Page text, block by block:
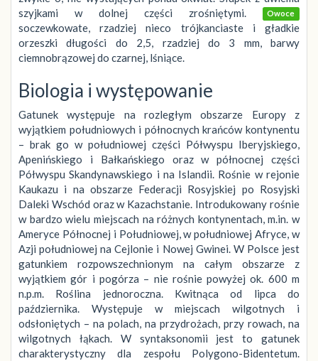
szyjkami w dolnej części zrośniętymi.
Owoce
soczewkowate, rzadziej nieco trójkanciaste i gładkie
orzeszki długości do 2,5, rzadziej do 3 mm, barwy
ciemnobrązowej do czarnej, lśniące.
Biologia i występowanie
Gatunek występuje na rozległym obszarze Europy z
wyjątkiem południowych i północnych krańców kontynentu
– brak go w południowej części Półwyspu Iberyjskiego,
Apenińskiego i Bałkańskiego oraz w północnej części
Półwyspu Skandynawskiego i na Islandii. Rośnie w rejonie
Kaukazu i na obszarze Federacji Rosyjskiej po Rosyjski
Daleki Wschód oraz w Kazachstanie. Introdukowany rośnie
w bardzo wielu miejscach na różnych kontynentach, m.in. w
Ameryce Północnej i Południowej, w południowej Afryce, w
Azji południowej na Cejlonie i Nowej Gwinei. W Polsce jest
gatunkiem rozpowszechnionym na całym obszarze z
wyjątkiem gór i pogórza – nie rośnie powyżej ok. 600 m
n.p.m. Roślina jednoroczna. Kwitnąca od lipca do
października. Występuje w miejscach wilgotnych i
odsłoniętych – na polach, na przydrożach, przy rowach, na
wilgotnych łąkach. W syntaksonomii jest to gatunek
charakterystyczny dla zespołu Polygono-Bidentetum.